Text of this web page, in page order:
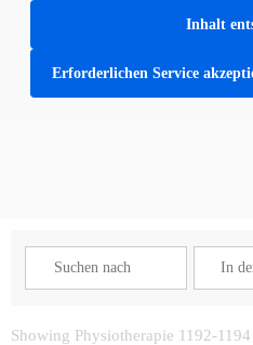
Inhalt
Erforderlichen Service
Showing Physiotherapie 1192-